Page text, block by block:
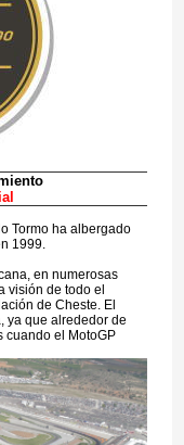
Tormo ha albergado
1999.
en numerosas
visión de todo el
de Cheste. El
ya que alrededor de
cuando el MotoGP